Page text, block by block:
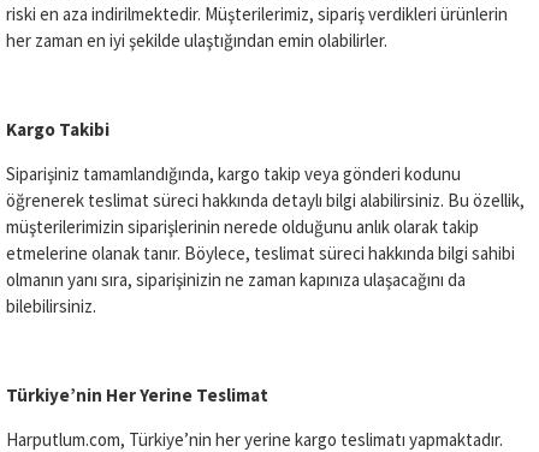
riski en aza indirilmektedir. Müşterilerimiz, sipariş verdikleri ürünlerin
her zaman en iyi şekilde ulaştığından emin olabilirler.
Kargo Takibi
Siparişiniz tamamlandığında, kargo takip veya gönderi kodunu
öğrenerek teslimat süreci hakkında detaylı bilgi alabilirsiniz. Bu özellik,
müşterilerimizin siparişlerinin nerede olduğunu anlık olarak takip
etmelerine olanak tanır. Böylece, teslimat süreci hakkında bilgi sahibi
olmanın yanı sıra, siparişinizin ne zaman kapınıza ulaşacağını da
bilebilirsiniz.
Türkiye’nin Her Yerine Teslimat
Harputlum.com, Türkiye’nin her yerine kargo teslimatı yapmaktadır.